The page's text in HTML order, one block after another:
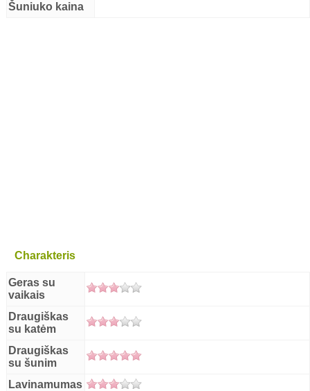
Šuniuko kaina
Charakteris
Geras su
vaikais
Draugiškas
su katėm
Draugiškas
su šunim
Lavinamumas